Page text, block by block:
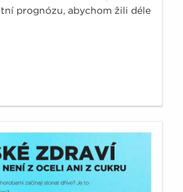
prognózu, abychom žili déle